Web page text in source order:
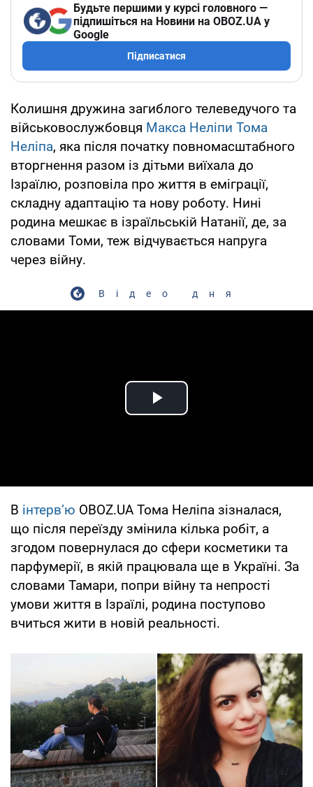
Будьте першими у курсі головного —
підпишіться на Новини на OBOZ.UA у
Google
Підписатися
Колишня дружина загиблого телеведучого та
військовослужбовця Макса Неліпи Тома
Неліпа, яка після початку повномасштабного
вторгнення разом із дітьми виїхала до
Ізраїлю, розповіла про життя в еміграції,
складну адаптацію та нову роботу. Нині
родина мешкає в ізраїльській Натанії, де, за
словами Томи, теж відчувається напруга
через війну.
Відео дня
Play Video
В інтерв’ю OBOZ.UA Тома Неліпа зізналася,
що після переїзду змінила кілька робіт, а
згодом повернулася до сфери косметики та
парфумерії, в якій працювала ще в Україні. За
словами Тамари, попри війну та непрості
умови життя в Ізраїлі, родина поступово
вчиться жити в новій реальності.